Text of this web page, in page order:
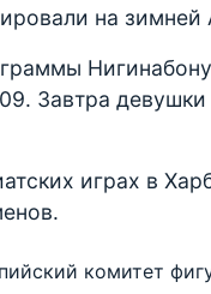
на зимней
Завтра
играх в
комитет